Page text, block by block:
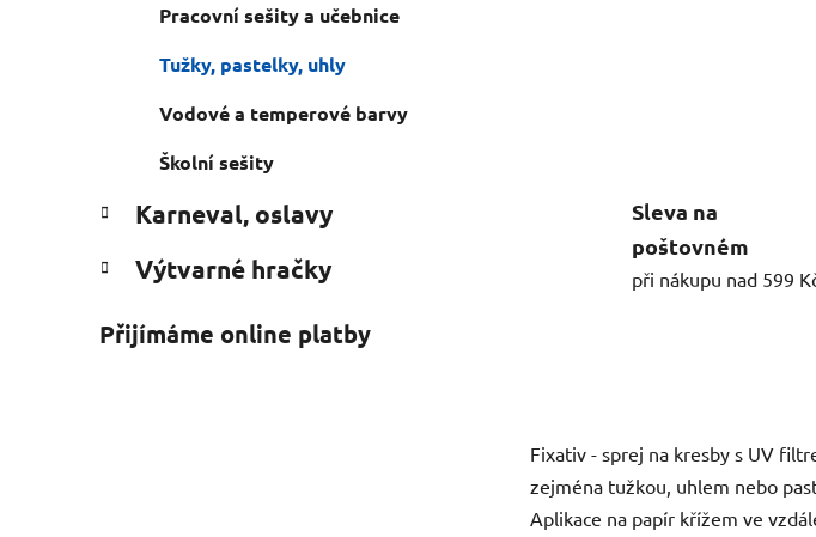
Pracovní sešity a učebnice
Tužky, pastelky, uhly
Vodové a temperové barvy
Školní sešity
Karneval, oslavy
Výtvarné hračky
Přijímáme online platby
Sleva na
poštovném
při nákupu nad 599
Fixativ - sprej na kresby s UV
zejména tužkou, uhlem nebo
Aplikace na papír křížem ve